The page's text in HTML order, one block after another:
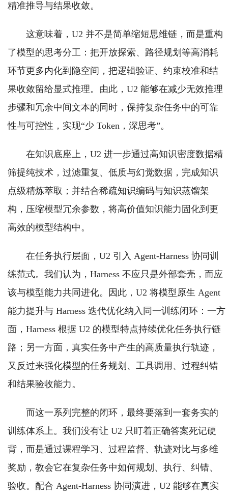
精准推导与结果收敛。
这意味着，U2 并不是简单缩短思维链，而是重构
了模型的思考分工：把开放探索、路径规划等高消耗
环节更多内化到隐空间，把逻辑验证、约束校准和结
果收敛留给显式推理。由此，U2 能够在减少无效推理
步骤和冗余中间文本的同时，保持复杂任务中的可靠
性与可控性，实现“少 Token，深思考”。
在知识底座上，U2 进一步通过高知识密度数据精
筛提纯技术，过滤重复、低质与幻觉数据，完成知识
点级精炼萃取；并结合稀疏知识编码与知识蒸馏架
构，压缩模型冗余参数，将高价值知识能力固化到更
高效的模型结构中。
在任务执行层面，U2 引入 Agent-Harness 协同训
练范式。我们认为，Harness 不应只是外部套壳，而应
该与模型能力共同进化。因此，U2 将模型原生 Agent
能力提升与 Harness 迭代优化纳入同一训练闭环：一方
面，Harness 根据 U2 的模型特点持续优化任务执行链
路；另一方面，真实任务中产生的高质量执行轨迹，
又反过来强化模型的任务规划、工具调用、过程纠错
和结果验收能力。
而这一系列完整的闭环，最终要落到一套务实的
训练体系上。我们没有让 U2 只盯着正确答案死记硬
背，而是通过课程学习、过程监督、轨迹对比与多维
奖励，教会它在复杂任务中如何规划、执行、纠错、
验收。配合 Agent-Harness 协同演进，U2 能够在真实